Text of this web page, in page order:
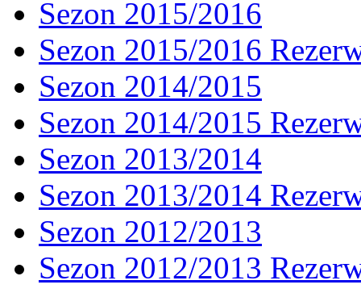
Sezon 2015/2016
Sezon 2015/2016
Sezon 2014/2015
Sezon 2014/2015
Sezon 2013/2014
Sezon 2013/2014
Sezon 2012/2013
Sezon 2012/2013